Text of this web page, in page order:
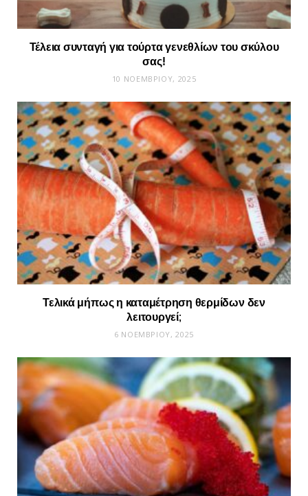
Τέλεια συνταγή για τούρτα γενεθλίων του σκύλου
σας!
10 ΝΟΕΜΒΡΊΟΥ, 2025
Τελικά μήπως η καταμέτρηση θερμίδων δεν
λειτουργεί;
6 ΝΟΕΜΒΡΊΟΥ, 2025